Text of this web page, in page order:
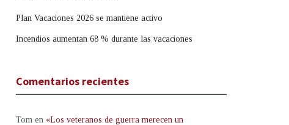
Plan Vacaciones 2026 se mantiene activo
Incendios aumentan 68 % durante las vacaciones
Comentarios recientes
Tom en «Los veteranos de guerra merecen un